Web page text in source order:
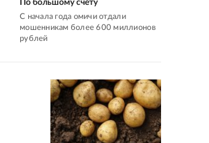
По большому счету
С начала года омичи отдали
мошенникам более 600 миллионов
рублей